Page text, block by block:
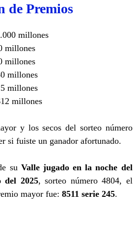
de Premios
millones
millones
millones
millones
millones
millones
y los secos del sorteo número
si fuiste un ganador afortunado.
su Valle jugado en la noche del
del 2025, sorteo número 4804, el
mayor fue: 8511 serie 245.